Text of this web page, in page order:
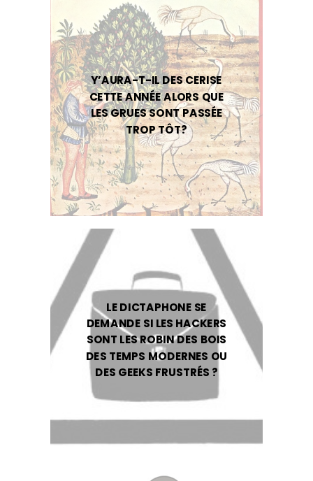
Y’AURA-T-IL DES CERISE
CETTE ANNÉE ALORS QUE
LES GRUES SONT PASSÉE
TROP TÔT?
LE DICTAPHONE SE
DEMANDE SI LES HACKERS
SONT LES ROBIN DES BOIS
DES TEMPS MODERNES OU
DES GEEKS FRUSTRÉS ?